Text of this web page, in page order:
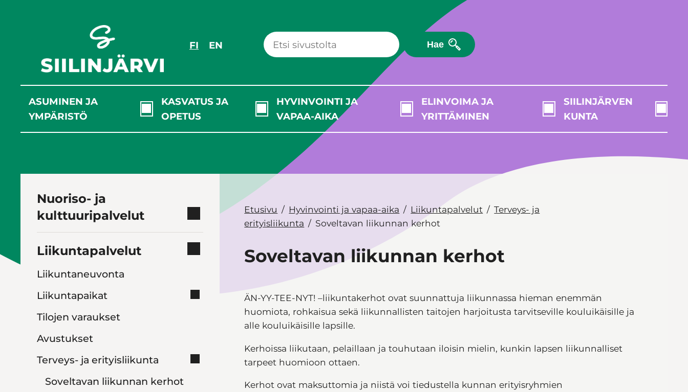
FI EN Hae
ASUMINEN JA
YMPÄRISTÖ
KASVATUS JA
OPETUS
HYVINVOINTI JA
VAPAA-AIKA
ELINVOIMA JA
YRITTÄMINEN
SIILINJÄRVEN
KUNTA
Nuoriso- ja
kulttuuripalvelut
Liikuntapalvelut
Liikuntaneuvonta
Liikuntapaikat
Tilojen varaukset
Avustukset
Terveys- ja erityisliikunta
Soveltavan liikunnan kerhot
Etusivu Hyvinvointi ja vapaa-aika Liikuntapalvelut
Terveys- ja
erityisliikunta
Soveltavan liikunnan kerhot
Soveltavan liikunnan kerhot
ÄN-YY-TEE-NYT! –liikuntakerhot ovat suunnattuja liikunnassa hieman enemmän
huomiota, rohkaisua sekä liikunnallisten taitojen harjoitusta tarvitseville kouluikäisille ja
alle kouluikäisille lapsille.
Kerhoissa liikutaan, pelaillaan ja touhutaan iloisin mielin, kunkin lapsen liikunnalliset
tarpeet huomioon ottaen.
Kerhot ovat maksuttomia ja niistä voi tiedustella kunnan erityisryhmien